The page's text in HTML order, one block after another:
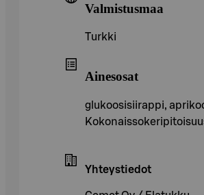
Valmistusmaa
Turkki
Ainesosat
glukoosisiirappi,
Yhteystiedot